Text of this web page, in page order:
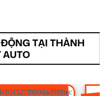
TẠI THÀNH
AUTO